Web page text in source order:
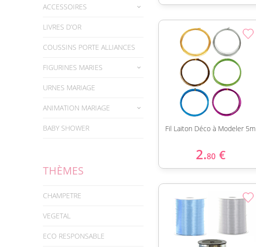
ACCESSOIRES
LIVRES D’OR
COUSSINS PORTE ALLIANCES
FIGURINES MARIES
URNES MARIAGE
ANIMATION MARIAGE
BABY SHOWER
THÈMES
CHAMPETRE
VEGETAL
ECO RESPONSABLE
Fil Laiton Déco à Modeler 5m
2.80 €